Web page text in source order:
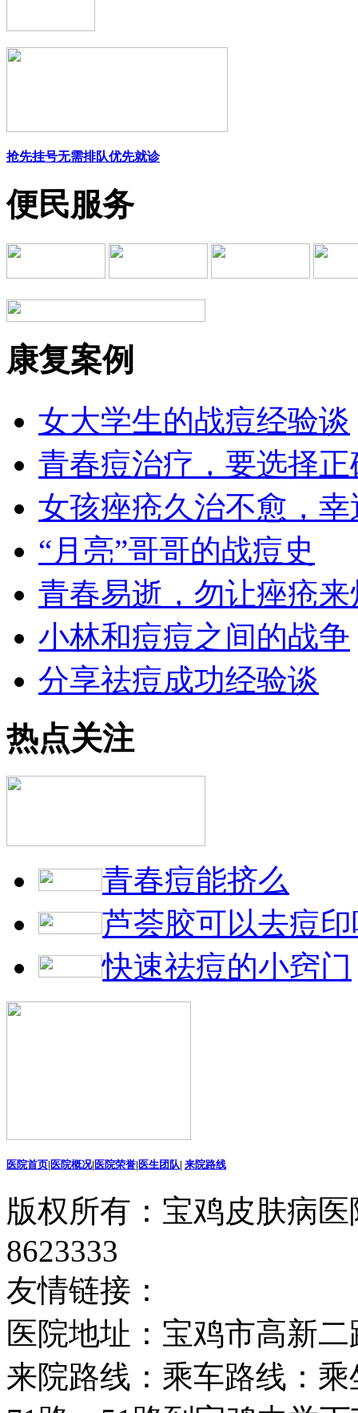
抢先挂号无需排队优先就诊
便民服务
康复案例
女大学生的战痘经验谈
青春痘治疗，要选择
女孩痤疮久治不愈，
“月亮”哥哥的战痘史
青春易逝，勿让痤疮来
小林和痘痘之间的战争
分享祛痘成功经验谈
热点关注
青春痘能挤么
芦荟胶可以去痘
快速祛痘的小窍门
医院首页| 医院概况| 医院荣誉| 医生团队| 来院路线
版权所有：宝鸡皮肤病
8623333
友情链接：
医院地址：宝鸡市高新二
来院路线：乘车路线：